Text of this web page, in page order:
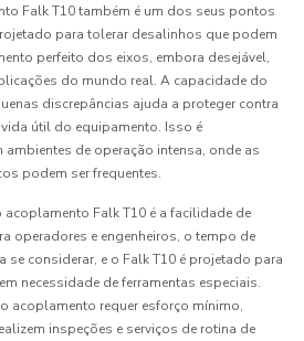
Falk T10 também é um dos seus pontos
para tolerar desalinhos que podem
perfeito dos eixos, embora desejável,
do mundo real. A capacidade do
discrepâncias ajuda a proteger contra
útil do equipamento. Isso é
ambientes de operação intensa, onde as
podem ser frequentes.
Falk T10 é a facilidade de
operadores e engenheiros, o tempo de
se considerar, e o Falk T10 é projetado para
necessidade de ferramentas especiais.
acoplamento requer esforço mínimo,
inspeções e serviços de rotina de